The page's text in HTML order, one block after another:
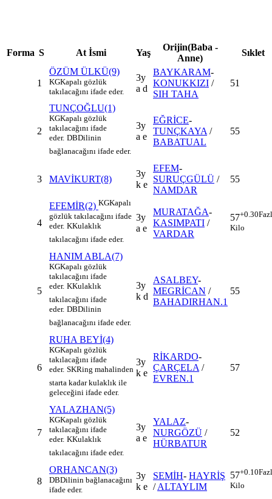
Forma S At İsmi Yaş
Orijin(Baba -
Anne)
Sıklet
1
ÖZÜM ÜLKÜ(9)
KGKapalı gözlük
takılacağını ifade eder.
3y
a d
BAYKARAM-
KONUKKIZI /
SIH TAHA
51
2
TUNÇOĞLU(1)
KGKapalı gözlük
takılacağını ifade
eder. DBDilinin
bağlanacağını ifade eder.
3y
a e
EĞRİCE-
TUNÇKAYA /
BABATUAL
55
3 MAVİKURT(8)
3y
k e
EFEM-
SURUÇGÜLÜ /
NAMDAR
55
4
EFEMİR(2) KGKapalı
gözlük takılacağını ifade
eder. KKulaklık
takılacağını ifade eder.
3y
a e
MURATAĞA-
KASIMPATI /
VARDAR
57+0.30
Kilo
5
HANIM ABLA(7)
KGKapalı gözlük
takılacağını ifade
eder. KKulaklık
takılacağını ifade
eder. DBDilinin
bağlanacağını ifade eder.
3y
k d
ASALBEY-
MEGRİCAN /
BAHADIRHAN.1
55
6
RUHA BEYİ(4)
KGKapalı gözlük
takılacağını ifade
eder. SKRing mahalinden
starta kadar kulaklık ile
geleceğini ifade eder.
3y
k e
RİKARDO-
ÇARÇELA /
EVREN.1
57
7
YALAZHAN(5)
KGKapalı gözlük
takılacağını ifade
eder. KKulaklık
takılacağını ifade eder.
3y
a e
YALAZ-
NURGÖZÜ /
HÜRBATUR
52
8
ORHANCAN(3)
DBDilinin bağlanacağını
ifade eder.
3y
k e
SEMİH- HAYRİŞ
/ALTAYLIM
57+0.10
Kilo